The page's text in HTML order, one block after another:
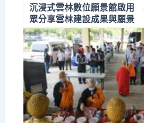
沉浸式雲林數位願景館啟用
眾分享雲林建設成果與願景